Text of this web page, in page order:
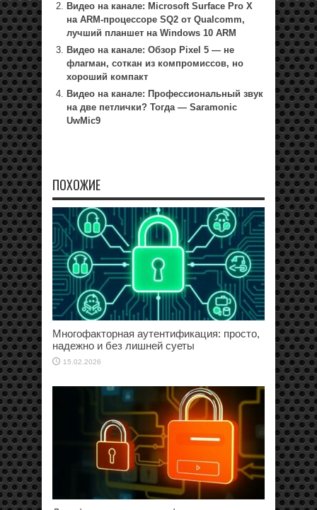
Видео на канале: Microsoft Surface Pro X
на ARM-процессоре SQ2 от Qualcomm,
лучший планшет на Windows 10 ARM
Видео на канале: Обзор Pixel 5 — не
флагман, соткан из компромиссов, но
хороший компакт
Видео на канале: Профессиональный звук
на две петлички? Тогда — Saramonic
UwMic9
ПОХОЖИЕ
Многофакторная аутентификация: просто,
надежно и без лишней суеты
15.02.2026